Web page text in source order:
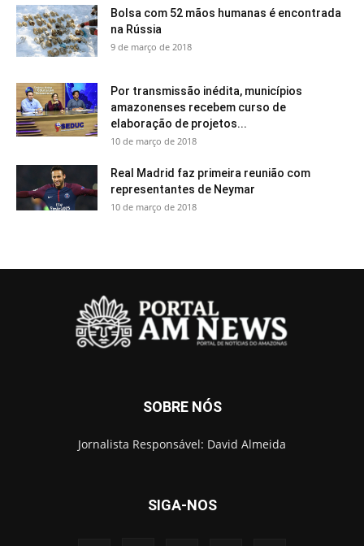
Bolsa com 52 mãos humanas é encontrada
na Rússia
9 de março de 2018
Por transmissão inédita, municípios
amazonenses recebem curso de
elaboração de projetos...
10 de março de 2018
Real Madrid faz primeira reunião com
representantes de Neymar
10 de março de 2018
SOBRE NÓS
Jornalista Responsável: David Almeida
SIGA-NOS